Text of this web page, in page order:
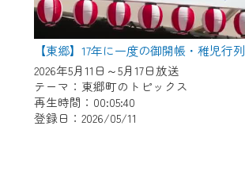
【東郷】17年に一度の御開帳・稚児行列
2026年5月11日～5月17日放送
テーマ：東郷町のトピックス
再生時間：00:05:40
登録日：2026/05/11